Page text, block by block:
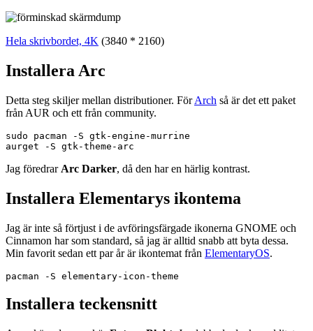
Hela skrivbordet, 4K (3840 * 2160)
Installera Arc
Detta steg skiljer mellan distributioner. FörArch så är det ett paket
från AUR och ett från community.
sudo pacman -S gtk-engine-murrine
Jag föredrar Arc Darker, då den har en härlig kontrast.
Installera Elementarys ikontema
Jag är inte så förtjust i de avföringsfärgade ikonerna GNOME och
Cinnamon har som standard, så jag är alltid snabb att byta dessa.
Min favorit sedan ett par år är ikontemat från ElementaryOS.
Installera teckensnitt